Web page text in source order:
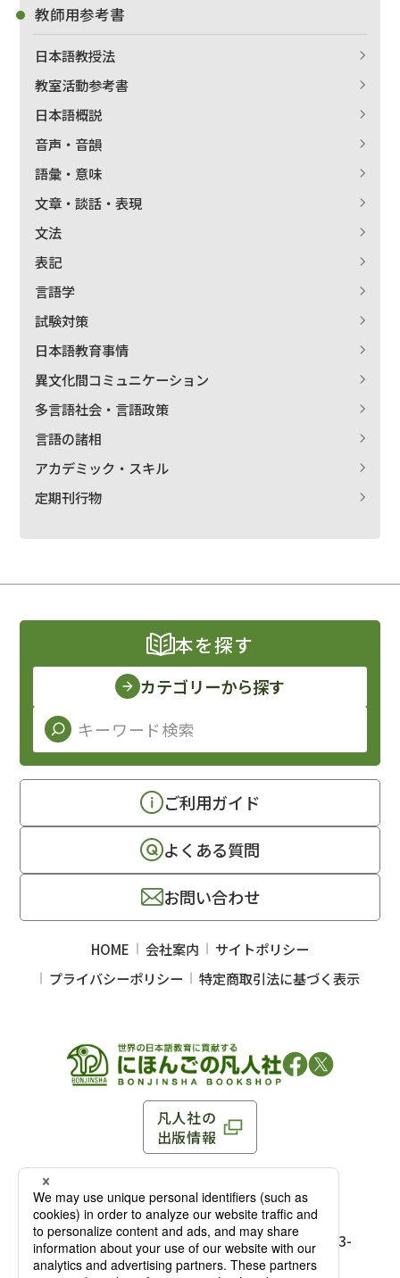
教師用参考書
日本語教授法
教室活動参考書
日本語概説
音声・音韻
語彙・意味
文章・談話・表現
文法
表記
言語学
試験対策
日本語教育事情
異文化間コミュニケーション
多言語社会・言語政策
言語の諸相
アカデミック・スキル
定期刊行物
凡人社の
出版情報
〒102-0093 東京都千代田区平河町 1-3-13 8F
TEL：03-3263-3959／FAX：03-3263-3116
麹町店
〒102-0093 東京都千代田区平河町1-3-
13 8F［アクセス］
本を探す
カテゴリーから探す
ご利用ガイド
よくある質問
お問い合わせ
HOME 会社案内
サイトポリシー
プライバシーポリシー
特定商取引法に基づく表示